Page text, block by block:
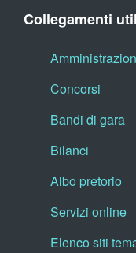
Collegamenti
Concorsi
Bandi di gara
Bilanci
Albo pretorio
Servizi online
Elenco siti